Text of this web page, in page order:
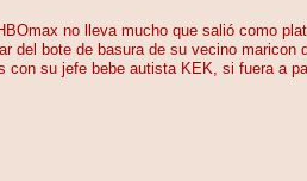
no lleva mucho que salió como
del bote de basura de su vecino
con su jefe bebe autista KEK, si fuera a